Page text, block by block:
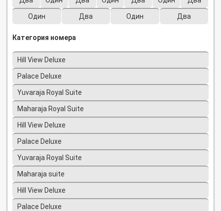
Один Два Один Два
Категория номера
Hill View Deluxe
Palace Deluxe
Yuvaraja Royal Suite
Maharaja Royal Suite
Hill View Deluxe
Palace Deluxe
Yuvaraja Royal Suite
Maharaja suite
Hill View Deluxe
Palace Deluxe